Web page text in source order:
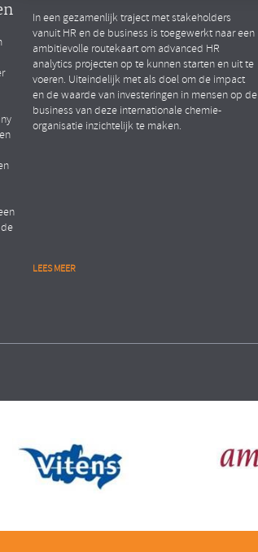
In een gezamenlijk traject met stakeholders
vanuit HR en de business is toegewerkt naar een
ambitievolle routekaart om advanced HR
analytics projecten op te kunnen starten en uit te
voeren. Uiteindelijk met als doel om de impact
en de waarde van investeringen in mensen op de
business van deze internationale chemie-
organisatie inzichtelijk te maken.
LEES MEER
Public